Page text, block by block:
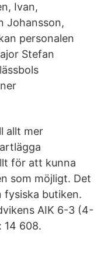
Ivan,
Johansson,
personalen
Stefan
allt mer
för att kunna
som möjligt. Det
fysiska butiken.
AIK 6-3 (4-
14 608.